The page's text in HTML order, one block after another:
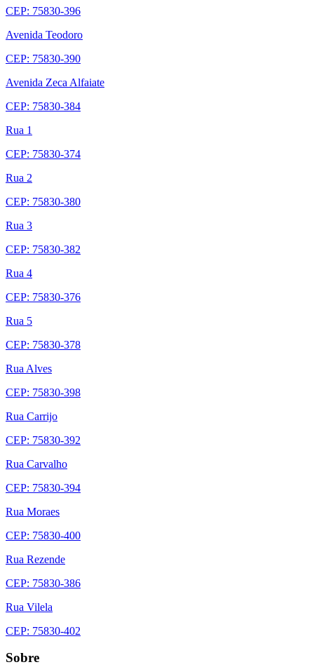
CEP: 75830-396
Avenida Teodoro
CEP: 75830-390
Avenida Zeca Alfaiate
CEP: 75830-384
Rua 1
CEP: 75830-374
Rua 2
CEP: 75830-380
Rua 3
CEP: 75830-382
Rua 4
CEP: 75830-376
Rua 5
CEP: 75830-378
Rua Alves
CEP: 75830-398
Rua Carrijo
CEP: 75830-392
Rua Carvalho
CEP: 75830-394
Rua Moraes
CEP: 75830-400
Rua Rezende
CEP: 75830-386
Rua Vilela
CEP: 75830-402
Sobre